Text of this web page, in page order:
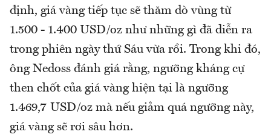
định, giá vàng tiếp tục sẽ thăm dò vùng từ
1.500 - 1.400 USD/oz như những gì đã diễn ra
trong phiên ngày thứ Sáu vừa rồi. Trong khi đó,
ông Nedoss đánh giá rằng, ngưỡng kháng cự
then chốt của giá vàng hiện tại là ngưỡng
1.469,7 USD/oz mà nếu giảm quá ngưỡng này,
giá vàng sẽ rơi sâu hơn.